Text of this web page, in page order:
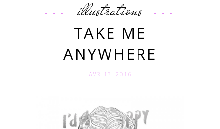
illustrations
TAKE ME
ANYWHERE
AVR 13. 2016